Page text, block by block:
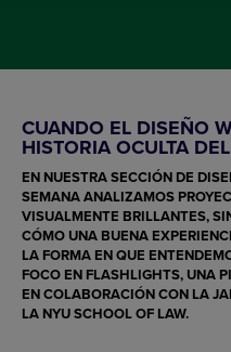
CUANDO EL DISEÑO
HISTORIA OCULTA
EN NUESTRA SECCIÓN DE
SEMANAANALIZAMOS
VISUALMENTE BRILLANTES,
CÓMO UNA BUENA
LA FORMA EN QUE
FOCO EN FLASHLIGHTS, UNA
EN COLABORACIÓN CON LA
LA NYU SCHOOL OF LAW.